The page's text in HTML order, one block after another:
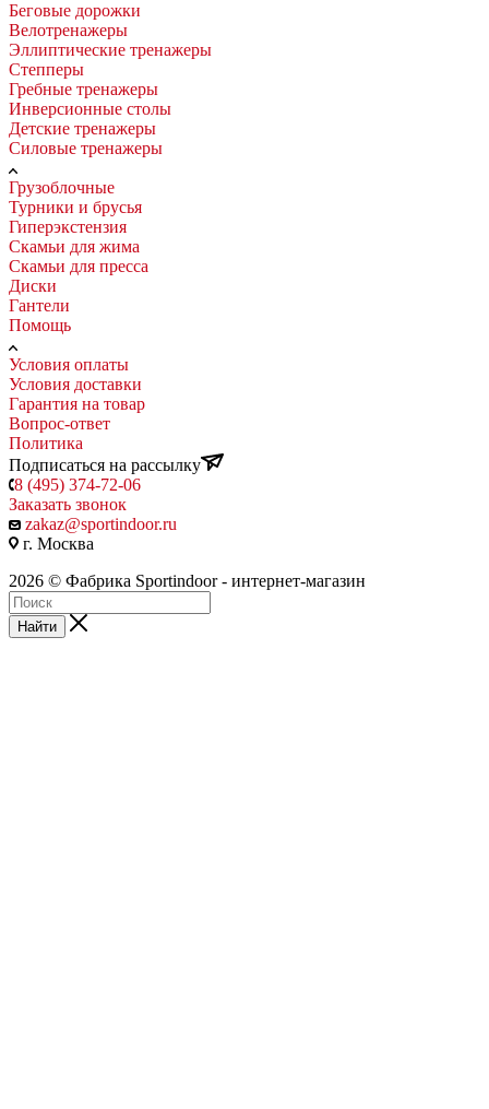
Беговые дорожки
Велотренажеры
Эллиптические тренажеры
Степперы
Гребные тренажеры
Инверсионные столы
Детские тренажеры
Силовые тренажеры
Грузоблочные
Турники и брусья
Гиперэкстензия
Скамьи для жима
Скамьи для пресса
Диски
Гантели
Помощь
Условия оплаты
Условия доставки
Гарантия на товар
Вопрос-ответ
Политика
Подписаться на рассылку
8 (495) 374-72-06
Заказать звонок
zakaz@sportindoor.ru
г. Москва
2026 © Фабрика Sportindoor - интернет-магазин
Найти